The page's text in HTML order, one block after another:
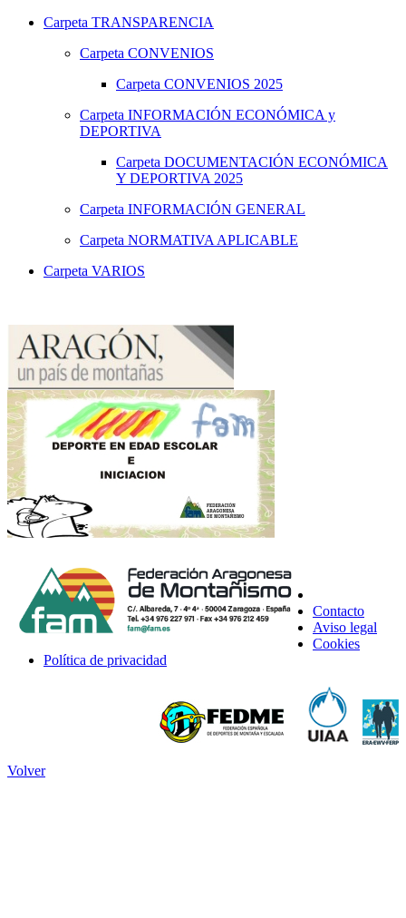
Carpeta TRANSPARENCIA
Carpeta CONVENIOS
Carpeta CONVENIOS 2025
Carpeta INFORMACIÓN ECONÓMICA y
DEPORTIVA
Carpeta DOCUMENTACIÓN ECONÓMICA
Y DEPORTIVA 2025
Carpeta INFORMACIÓN GENERAL
Carpeta NORMATIVA APLICABLE
Carpeta VARIOS
Contacto
Aviso legal
Cookies
Política de privacidad
Volver